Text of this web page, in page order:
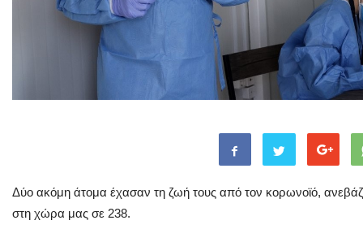
Δύο ακόμη άτομα έχασαν τη ζωή τους από τον κορωνοϊό,
στη χώρα μας σε 238.